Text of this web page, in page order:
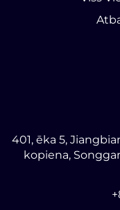
401, ēka 5,
kopiena,